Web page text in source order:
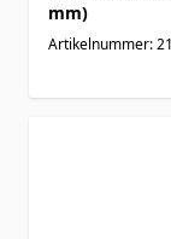
mm)
Artikelnummer: